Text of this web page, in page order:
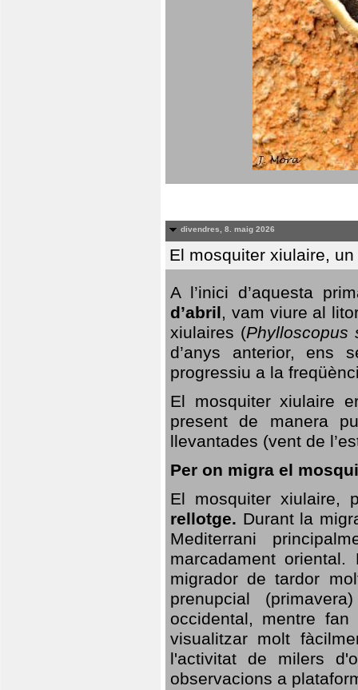
divendres, 8. maig 2026
El mosquiter xiulaire,
A l’inici d’aquesta
d’abril, vam viure al
xiulaires (Phylloscopus
d’anys anterior, ens
progressiu a la
El mosquiter xiulaire
present de manera
llevantades (vent de
Per on migra el
El mosquiter xiulaire,
rellotge. Durant la
Mediterrani
marcadament
migrador de tardor
prenupcial
occidental, mentre
visualitzar molt
l'activitat de milers
observacions a